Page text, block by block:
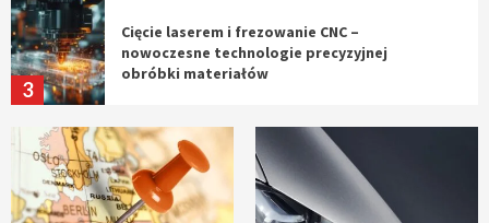
3
Cięcie laserem i frezowanie CNC –
nowoczesne technologie precyzyjnej
obróbki materiałów
4
Czy sztuczna inteligencja wyprze pracę
geodety w przyszłości?